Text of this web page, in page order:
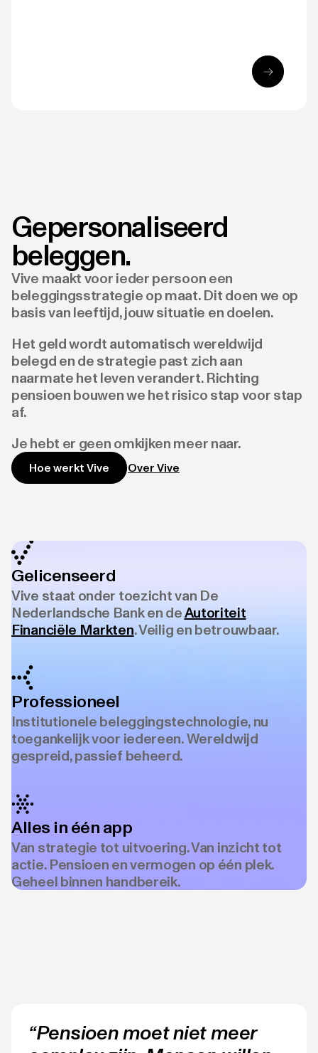
Gepersonaliseerd
beleggen.
Vive maakt voor ieder persoon een
beleggingsstrategie op maat. Dit doen we op
basis van leeftijd, jouw situatie en doelen.
Het geld wordt automatisch wereldwijd
belegd en de strategie past zich aan
naarmate het leven verandert. Richting
pensioen bouwen we het risico stap voor stap
af.
Je hebt er geen omkijken meer naar.
Hoe werkt Vive Over Vive
Gelicenseerd
Vive staat onder toezicht van De
Nederlandsche Bank en deAutoriteit
Financiële Markten. Veilig en betrouwbaar.
Professioneel
Institutionele beleggingstechnologie, nu
toegankelijk voor iedereen. Wereldwijd
gespreid, passief beheerd.
Alles in één app
Van strategie tot uitvoering. Van inzicht tot
actie. Pensioen en vermogen op één plek.
Geheel binnen handbereik.
“Pensioen moet niet meer